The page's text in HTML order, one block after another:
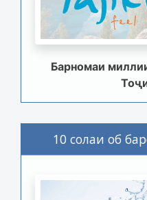
Барномаи
10 солаи об